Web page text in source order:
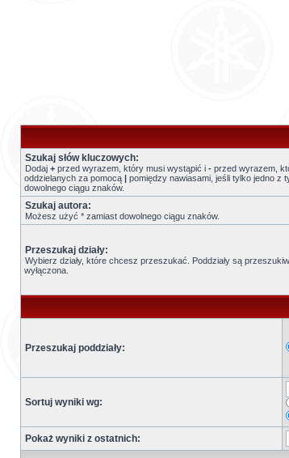
Szukaj słów kluczowych:
Dodaj + przed wyrazem, który musi wystąpić i - przed wyrazem,
oddzielanych za pomocą | pomiędzy nawiasami, jeśli tylko jedno z
dowolnego ciągu znaków.
Szukaj autora:
Możesz użyć * zamiast dowolnego ciągu znaków.
Przeszukaj działy:
Wybierz działy, które chcesz przeszukać. Poddziały są
wyłączona.
Przeszukaj poddziały:
Sortuj wyniki wg:
Pokaż wyniki z ostatnich: